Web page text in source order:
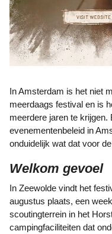
In Amsterdam is het niet mogelijk uit te groeien naar een
meerdaags festival en is
meerdere jaren te krijgen.
evenementenbeleid in
onduidelijk wat dat voor
Welkom gevoel
In Zeewolde vindt het festival volgend jaar van 21 tot en met 23
augustus plaats, een
scoutingterrein in het
campingfaciliteiten dat